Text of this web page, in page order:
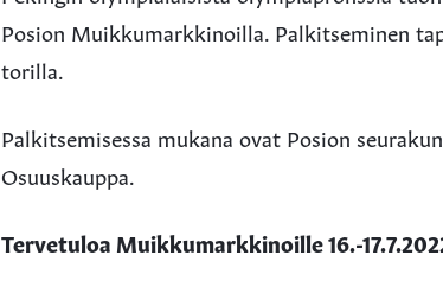
Posion Muikkumarkkinoilla. Palkitseminen
torilla.
Palkitsemisessa mukana ovat Posion
Osuuskauppa.
Tervetuloa Muikkumarkkinoille 16.-